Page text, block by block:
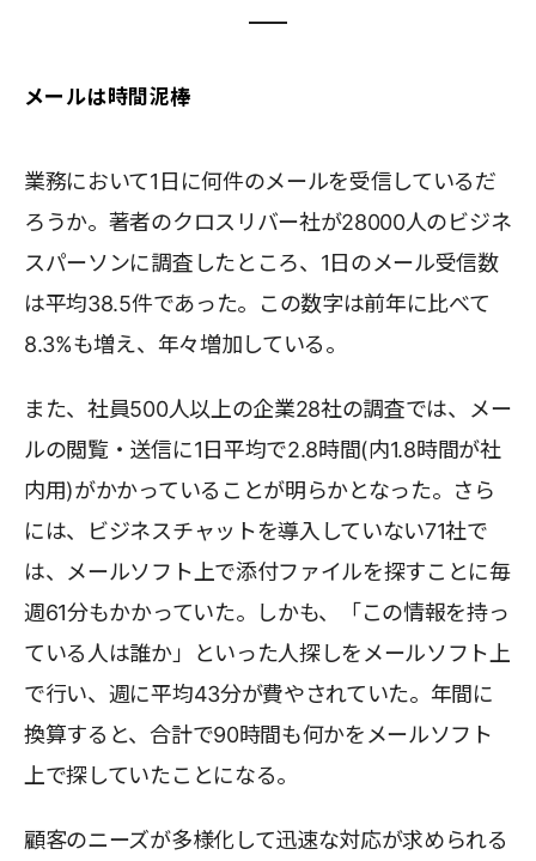
メールは時間泥棒
業務において1日に何件のメールを受信しているだ
ろうか。著者のクロスリバー社が28000人のビジネ
スパーソンに調査したところ、1日のメール受信数
は平均38.5件であった。この数字は前年に比べて
8.3%も増え、年々増加している。
また、社員500人以上の企業28社の調査では、メー
ルの閲覧・送信に1日平均で2.8時間(内1.8時間が社
内用)がかかっていることが明らかとなった。さら
には、ビジネスチャットを導入していない71社で
は、メールソフト上で添付ファイルを探すことに毎
週61分もかかっていた。しかも、「この情報を持っ
ている人は誰か」といった人探しをメールソフト上
で行い、週に平均43分が費やされていた。年間に
換算すると、合計で90時間も何かをメールソフト
上で探していたことになる。
顧客のニーズが多様化して迅速な対応が求められる